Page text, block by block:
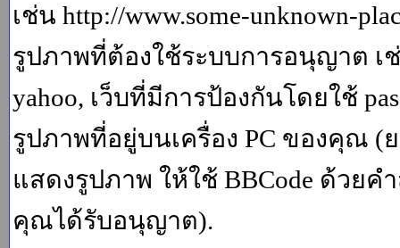
เช่น http://www.some-unknown-
รูปภาพที่ต้องใช้ระบบการอนุญาต เ
yahoo, เว็บที่มีการป้องกันโดยใช้
รูปภาพที่อยู่บนเครื่อง PC ของคุณ (
แสดงรูปภาพ ให้ใช้ BBCode ด้วย
คุณได้รับอนุญาต).